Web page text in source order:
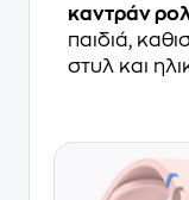
καντράν
παιδιά,
στυλ και